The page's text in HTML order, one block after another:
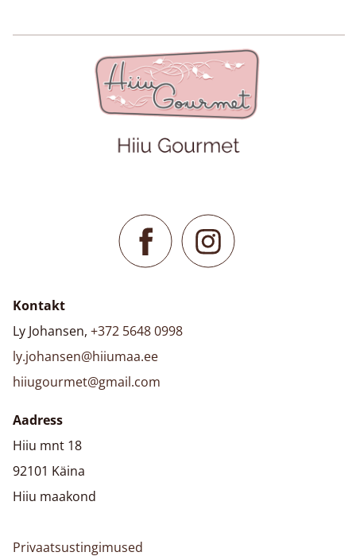
Kontakt
Ly Johansen, +372 5648 0998
ly.johansen@hiiumaa.ee
hiiugourmet@gmail.com
Aadress
Hiiu mnt 18
92101 Käina
Hiiu maakond
Privaatsustingimused